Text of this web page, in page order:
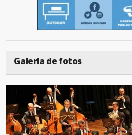
Galeria de fotos